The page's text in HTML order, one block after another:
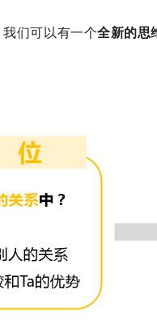
我们可以有一个全新的思